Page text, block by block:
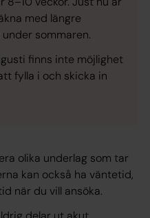
med längre
sommaren.
finns inte möjlighet
fylla i och skicka in
olika underlag som tar
kan också ha väntetid,
när du vill ansöka.